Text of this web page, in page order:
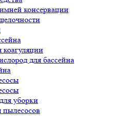
консервации
коагуляции
для бассейна
уборки
пылесосов